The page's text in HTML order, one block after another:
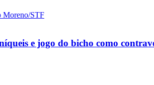
e jogo do bicho como